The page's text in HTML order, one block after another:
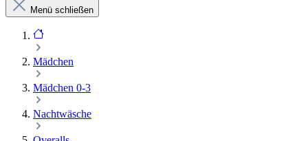
Menü schließen
Mädchen
Mädchen 0-3
Nachtwäsche